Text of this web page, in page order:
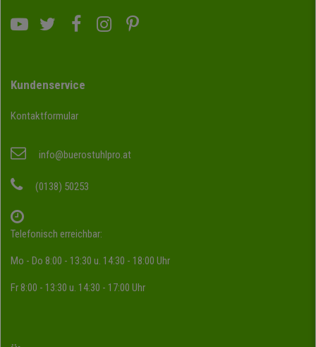
Kundenservice
Kontaktformular
info@buerostuhlpro.at
(0138) 50253
Telefonisch erreichbar:
Mo - Do 8:00 - 13:30 u. 14:30 - 18:00 Uhr
Fr 8:00 - 13:30 u. 14:30 - 17:00 Uhr